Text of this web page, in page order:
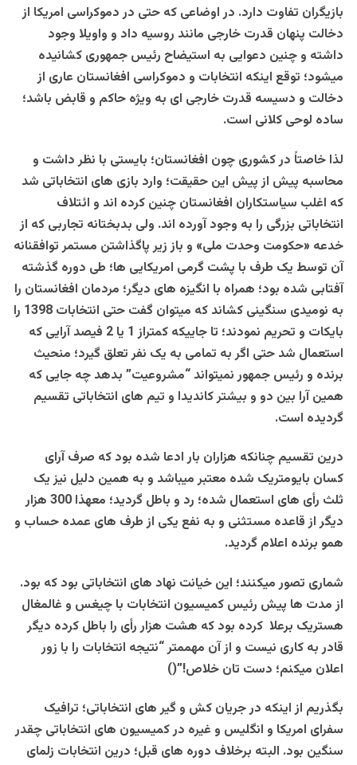
بازیگران تفاوت دارد. در اوضاعی که حتی در دموکراسی امریکا از
دخالت پنهان قدرت خارجی مانند روسیه داد و واویلا وجود
داشته و چنین دعوایی به استیضاح رئیس جمهوری کشانیده
میشود؛ توقع اینکه انتخابات و دموکراسی افغانستان عاری از
دخالت و دسیسه قدرت خارجی ای به ویژه حاکم و قابض باشد؛
ساده لوحی کلانی است.
لذا خاصتاً در کشوری چون افغانستان؛ بایستی با نظر داشت و
محاسبه پیش از پیش این حقیقت؛ وارد بازی های انتخاباتی شد
که اغلب سیاستکاران افغانستان چنین کرده اند و ائتلاف
انتخاباتی بزرگی را به وجود آورده اند. ولی بدبختانه تجاربی که از
خدعه «حکومت وحدت ملی» و باز زیر پاگذاشتن مستمر توافقنانه
آن توسط یک طرف با پشت گرمی امریکایی ها؛ طی دوره گذشته
آفتابی شده بود؛ همراه با انگیزه های دیگر؛ مردمان افغانستان را
به نومیدی سنگینی کشاند که میتوان گفت حتی انتخابات 1398 را
بایکات و تحریم نمودند؛ تا جاییکه کمتراز 1 یا 2 فیصد آرایی که
استعمال شد حتی اگر به تمامی به یک نفر تعلق گیرد؛ منحیث
برنده و رئیس جمهور نمیتواند “مشروعیت” بدهد چه جایی که
همین آرا بین دو و بیشتر کاندیدا و تیم های انتخاباتی تقسیم
گردیده است.
درین تقسیم چنانکه هزاران بار ادعا شده بود که صرف آرای
کسان بایومتریک شده معتبر میباشد و به همین دلیل نیز یک
ثلث رأی های استعمال شده؛ رد و باطل گردید؛ معهذا 300 هزار
دیگر از قاعده مستثنی و به نفع یکی از طرف های عمده حساب و
همو برنده اعلام گردید.
شماری تصور میکنند؛ این خیانت نهاد های انتخاباتی بود که بود.
از مدت ها پیش رئیس کمیسیون انتخابات با چیغس و غالمغال
هستریک برعلا کرده بود که هشت هزار رأی را باطل کرده دیگر
قادر به کاری نیست و از آن مهممتر “نتیجه انتخابات را با زور
اعلان میکنم؛ دست تان خلاص!”()
بگذریم از اینکه در جریان کش و گیر های انتخاباتی؛ ترافیک
سفرای امریکا و انگلیس و غیره در کمیسیون های انتخاباتی چقدر
سنگین بود. البته برخلاف دوره های قبل؛ درین انتخابات زلمای